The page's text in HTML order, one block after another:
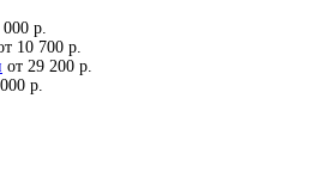
000 р.
10 700 р.
от 29 200 р.
р.